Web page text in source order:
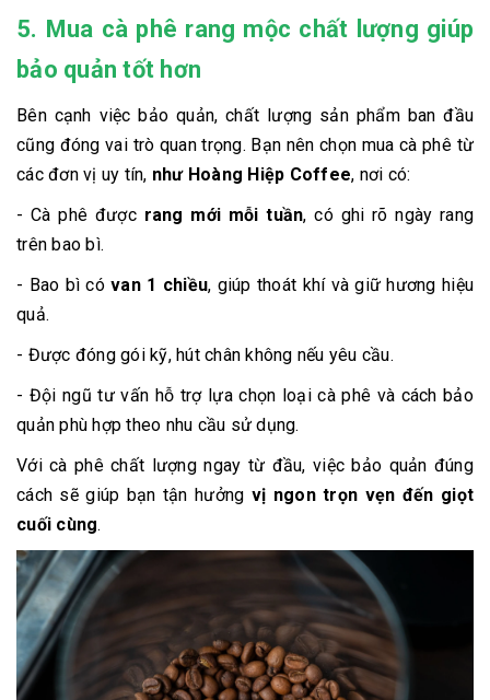
5. Mua cà phê rang mộc chất lượng giúp
bảo quản tốt hơn
Bên cạnh việc bảo quản, chất lượng sản phẩm ban đầu
cũng đóng vai trò quan trọng. Bạn nên chọn mua cà phê từ
các đơn vị uy tín, như Hoàng Hiệp Coffee, nơi có:
- Cà phê được rang mới mỗi tuần, có ghi rõ ngày rang
trên bao bì.
- Bao bì cóvan 1 chiều, giúp thoát khí và giữ hương hiệu
quả.
- Được đóng gói kỹ, hút chân không nếu yêu cầu.
- Đội ngũ tư vấn hỗ trợ lựa chọn loại cà phê và cách bảo
quản phù hợp theo nhu cầu sử dụng.
Với cà phê chất lượng ngay từ đầu, việc bảo quản đúng
cách sẽ giúp bạn tận hưởng vị ngon trọn vẹn đến giọt
cuối cùng.